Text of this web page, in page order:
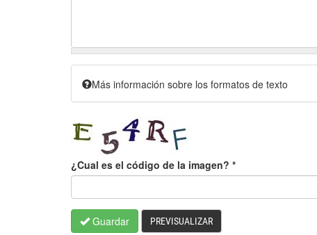
Más información sobre los formatos de texto
¿Cual es el código de la imagen? *
Guardar PREVISUALIZAR